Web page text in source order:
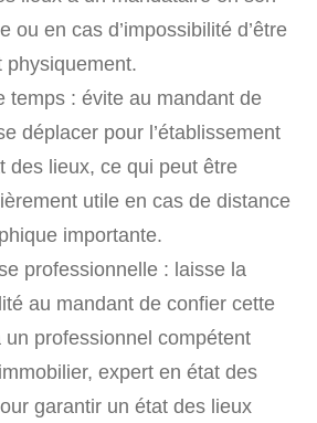
ou en cas d’impossibilité d’être
physiquement.
temps : évite au mandant de
déplacer pour l’établissement
des lieux, ce qui peut être
utile en cas de distance
importante.
professionnelle : laisse la
au mandant de confier cette
un professionnel compétent
expert en état des
garantir un état des lieux